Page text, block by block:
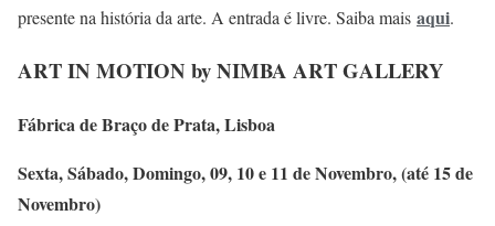
presente na história da arte. A entrada é livre. Saiba mais aqui.
ART IN MOTION by NIMBA ART GALLERY
Fábrica de Braço de Prata, Lisboa
Sexta, Sábado, Domingo, 09, 10 e 11 de Novembro, (até 15 de
Novembro)